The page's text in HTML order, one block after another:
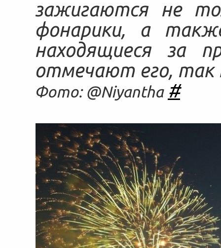
зажигаются не
фонарики, а
находящиеся за
отмечают его, так
Фото: @Niyantha #